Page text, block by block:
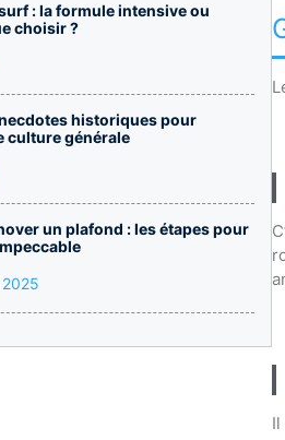
: la formule intensive ou
choisir ?
historiques pour
culture générale
un plafond : les étapes pour
Il